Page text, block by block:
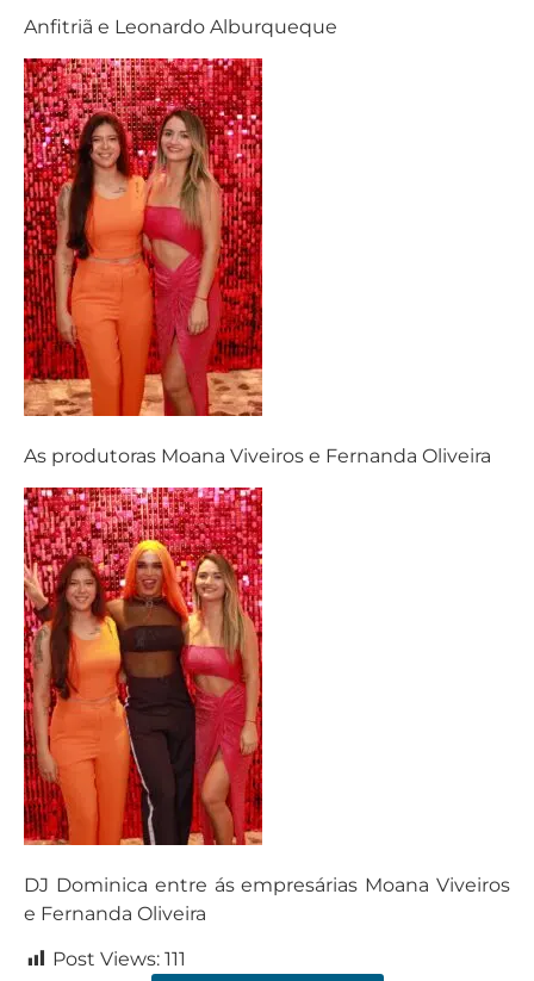
Anfitriã e Leonardo Alburqueque
As produtoras Moana Viveiros e Fernanda Oliveira
DJ Dominica entre ás empresárias Moana Viveiros
e Fernanda Oliveira
Post Views: 111